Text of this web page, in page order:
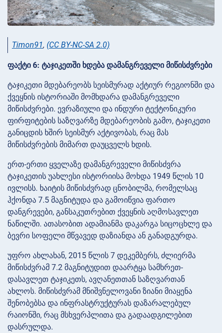
Timon91, (CC BY-NC-SA 2.0)
ფაქტი 6: ტაჯიკეთში ხდება დამანგრეველი მიწისძვრები
ტაჯიკეთი მდებარეობს სეისმურად აქტიურ რეგიონში და
ქვეყნის ისტორიაში მომხდარა დამანგრეველი
მიწისძვრები. ევრაზიული და ინდური ტექტონიკური
ფირფიტების საზღვარზე მდებარეობის გამო, ტაჯიკეთი
განიცდის ხშირ სეისმურ აქტივობას, რაც მას
მიწისძვრების მიმართ დაუცველს ხდის.
ერთ-ერთი ყველაზე დამანგრეველი მიწისძვრა
ტაჯიკეთის უახლესი ისტორიისა მოხდა 1949 წლის 10
ივლისს. ხაიტის მიწისძვრად ცნობილმა, რომელსაც
ჰქონდა 7.5 მაგნიტუდა და გამოიწვია ფართო
დანგრევები, განსაკუთრებით ქვეყნის აღმოსავლეთ
ნაწილში. ათასობით ადამიანმა დაკარგა სიცოცხლე და
ბევრი სოფელი მწვავედ დაზიანდა ან განადგურდა.
უფრო ახლახან, 2015 წლის 7 დეკემბერს, ძლიერმა
მიწისძვრამ 7.2 მაგნიტუდით დაარტყა სამხრეთ-
დასავლეთ ტაჯიკეთს, ავღანეთთან საზღვართან
ახლოს. მიწისძვრამ მნიშვნელოვანი ზიანი მიაყენა
შენობებსა და ინფრასტრუქტურას დაზარალებულ
რაიონში, რაც მსხვერპლითა და გადაადგილებით
დასრულდა.